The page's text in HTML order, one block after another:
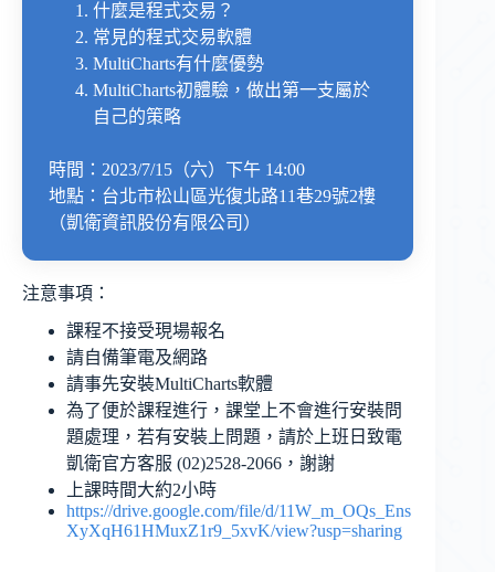
什麼是程式交易？
常見的程式交易軟體
MultiCharts有什麼優勢
MultiCharts初體驗，做出第一支屬於
自己的策略
時間：2023/7/15（六）下午 14:00
地點：台北市松山區光復北路11巷29號2樓
（凱衛資訊股份有限公司）
注意事項：
課程不接受現場報名
請自備筆電及網路
請事先安裝MultiCharts軟體
為了便於課程進行，課堂上不會進行安裝問
題處理，若有安裝上問題，請於上班日致電
凱衛官方客服 (02)2528-2066，謝謝
上課時間大約2小時
https://drive.google.com/file/d/11W_m_OQs_Ens
XyXqH61HMuxZ1r9_5xvK/view?usp=sharing